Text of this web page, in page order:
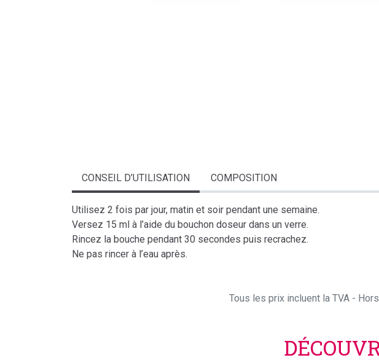
CONSEIL D’UTILISATION COMPOSITION
Utilisez 2 fois par jour, matin et soir pendant une semaine.
Versez 15 ml à l’aide du bouchon doseur dans un verre.
Rincez la bouche pendant 30 secondes puis recrachez.
Ne pas rincer à l’eau après.
Tous les prix incluent la TVA -